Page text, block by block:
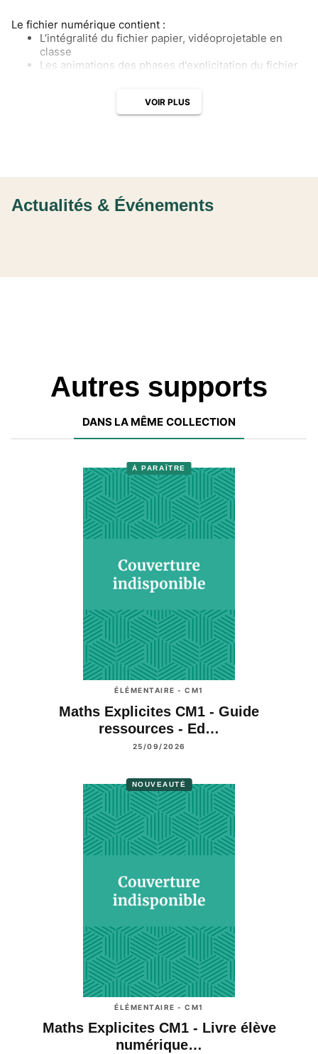
Le fichier numérique contient :
L‘intégralité du fichier papier, vidéoprojetable en
classe
Les animations des phases d'explicitation du fichier
VOIR PLUS
Actualités & Événements
Autres supports
DANS LA MÊME COLLECTION
À PARAÎTRE
ÉLÉMENTAIRE - CM1
Maths Explicites CM1 - Guide
ressources - Ed…
25/09/2026
NOUVEAUTÉ
ÉLÉMENTAIRE - CM1
Maths Explicites CM1 - Livre élève
numérique…